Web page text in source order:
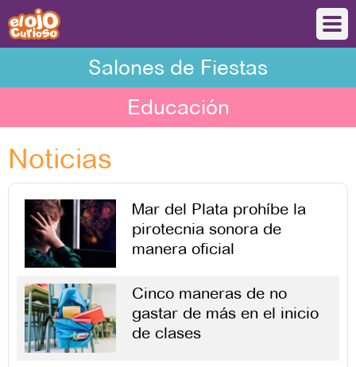
Salones de Fiestas
Educación
Noticias
Mar del Plata prohíbe la
pirotecnia sonora de
manera oficial
Cinco maneras de no
gastar de más en el inicio
de clases